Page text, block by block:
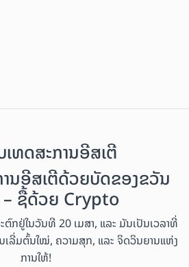
ທດສະການອີສເຕີ
ນອີສເຕີດ້ວຍບັດຂອງຂວັນ
– ຊື້ດ້ວຍ Crypto
ກຢູ່ໃນວັນທີ 20 ເມສາ, ແລະ ມັນເປັນເວລາທີ່
ລີ່ມຕົ້ນໃໝ່, ຄວາມສຸກ, ແລະ ຈິດວິນຍານແຫ່ງ
ການໃຫ້!